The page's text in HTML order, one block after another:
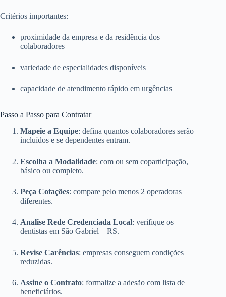
Critérios importantes:
proximidade da empresa e da residência dos
colaboradores
variedade de especialidades disponíveis
capacidade de atendimento rápido em urgências
Passo a Passo para Contratar
Mapeie a Equipe: defina quantos colaboradores serão
incluídos e se dependentes entram.
Escolha a Modalidade: com ou sem coparticipação,
básico ou completo.
Peça Cotações: compare pelo menos 2 operadoras
diferentes.
Analise Rede Credenciada Local: verifique os
dentistas em São Gabriel – RS.
Revise Carências: empresas conseguem condições
reduzidas.
Assine o Contrato: formalize a adesão com lista de
beneficiários.